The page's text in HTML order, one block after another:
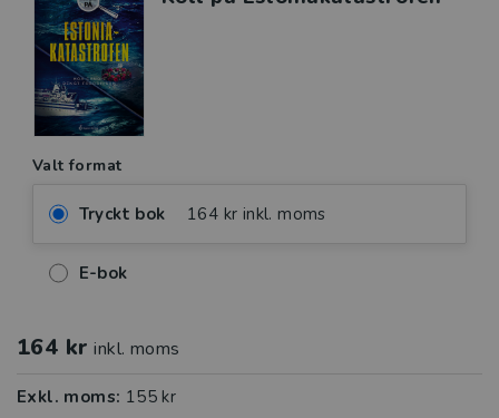
Valt format
Tryckt bok 164 kr inkl. moms
E-bok
164 kr inkl. moms
Exkl. moms: 155 kr